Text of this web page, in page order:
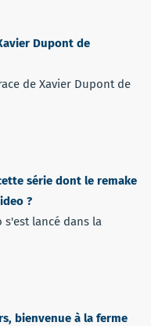
Dupont de
de Xavier Dupont de
série dont le remake
?
s'est lancé dans la
bienvenue à la ferme